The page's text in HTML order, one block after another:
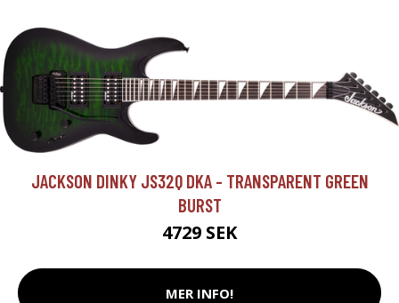
JACKSON DINKY JS32Q DKA - TRANSPARENT GREEN
BURST
4729 SEK
MER INFO!